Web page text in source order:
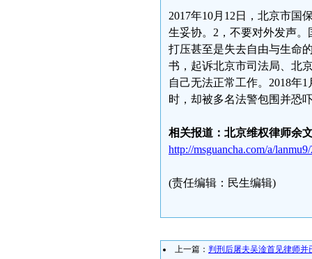
2017年10月12日，北京市国
生妥协。2，不要对外发声
打压甚至是失去自由与生命
书，起诉北京市司法局、北
自己无法正常工作。2018年
时，却被多名法警包围并恐
相关报道：北京维权律师余
http://msguancha.com/a/
(责任编辑：民生编辑)
上一篇： 判刑后屠夫吴淦首见律师并